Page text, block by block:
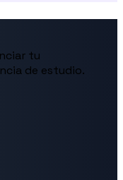
tu
de estudio.